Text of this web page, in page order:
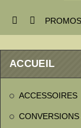
 
ACCUEIL
ACCESSOIRES